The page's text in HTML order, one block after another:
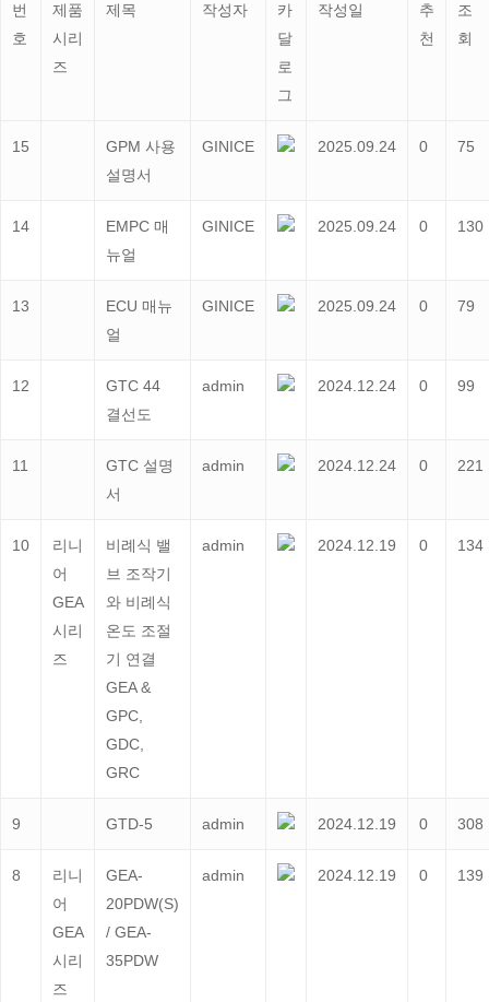
번
호
제품
시리
즈
제목 작성자
카
달
로
그
작성일
추
천
조
회
15
GPM 사용
설명서
GINICE 2025.09.24 0 75
14
EMPC 매
뉴얼
GINICE 2025.09.24 0 130
13
ECU 매뉴
얼
GINICE 2025.09.24 0 79
12
GTC 44
결선도
admin 2024.12.24 0 99
11
GTC 설명
서
admin 2024.12.24 0 221
10
리니
어
GEA
시리
즈
비례식 밸
브 조작기
와 비례식
온도 조절
기 연결
GEA &
GPC,
GDC,
GRC
admin 2024.12.19 0 134
9 GTD-5 admin 2024.12.19 0 308
8
리니
어
GEA
시리
즈
GEA-
20PDW(S)
/ GEA-
35PDW
admin 2024.12.19 0 139